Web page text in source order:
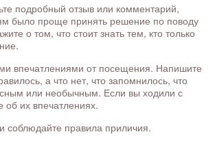
подробный отзыв или комментарий,
было проще принять решение по поводу
о том, что стоит знать тем, кто только
впечатлениями от посещения. Напишите
а что нет, что запомнилось, что
или необычным. Если вы ходили с
об их впечатлениях.
соблюдайте правила приличия.